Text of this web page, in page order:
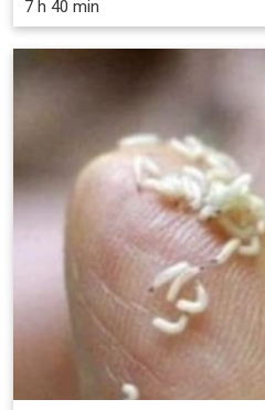
7 h 40 min